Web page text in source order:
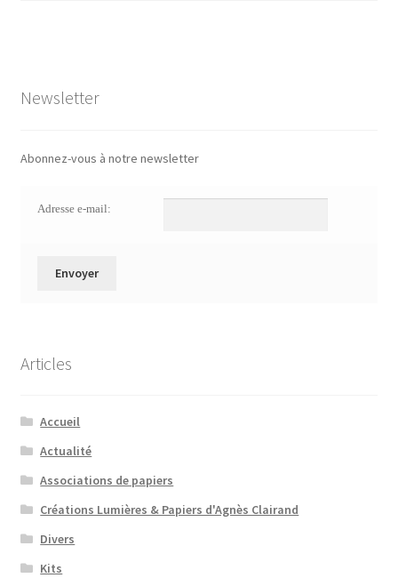
Newsletter
Abonnez-vous à notre newsletter
Adresse e-mail:
Articles
Accueil
Actualité
Associations de papiers
Créations Lumières & Papiers d'Agnès Clairand
Divers
Kits